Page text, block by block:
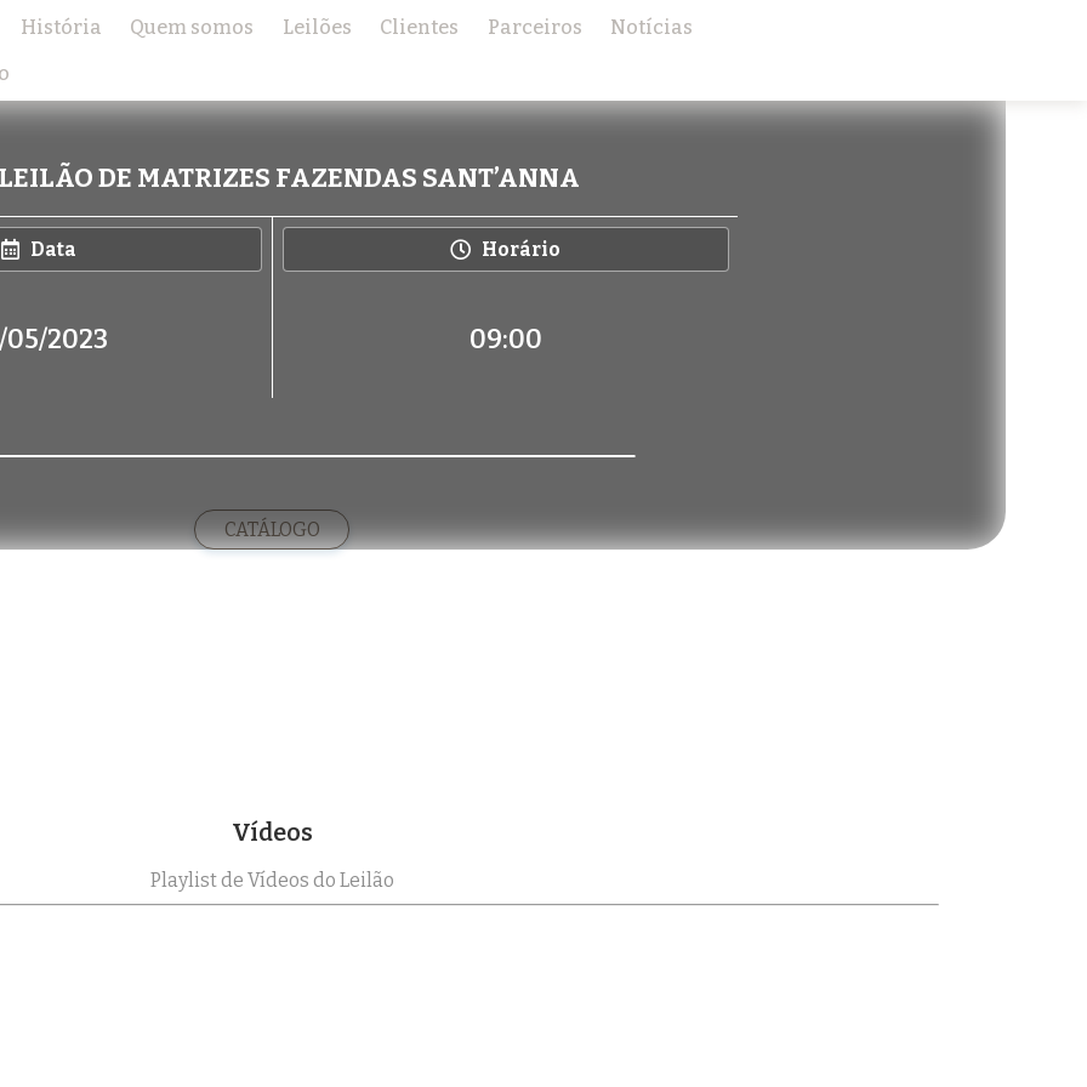
História Quem somos Leilões Clientes Parceiros Notícias
DE MATRIZES FAZENDAS SANT’ANNA
Data
05/2023
Horário
09:00
CATÁLOGO
Vídeos
Playlist de Vídeos do Leilão